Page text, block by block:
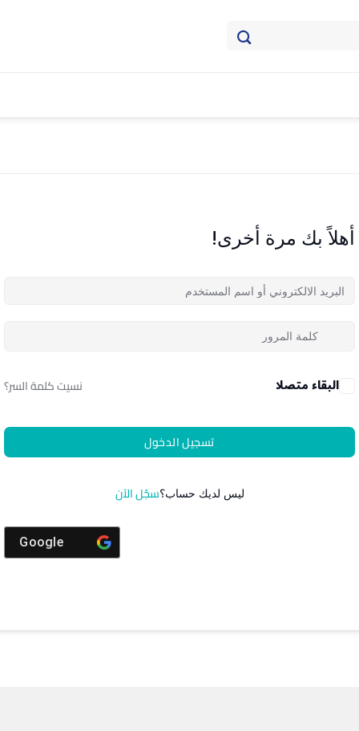
أهلاً بك مرة أخرى!
البقاء متصلا نسيت كلمة السر؟
تسجيل الدخول
ليس لديك حساب؟سجّل الآن
Google